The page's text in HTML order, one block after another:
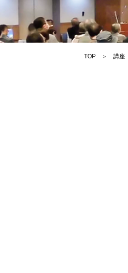
TOP ＞ 講座